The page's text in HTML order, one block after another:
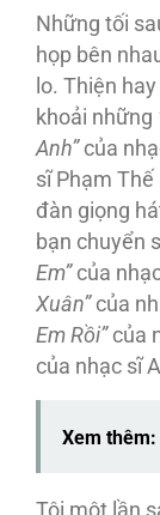
Những tối
họp bên
lo. Thiện
khoải những
Anh”của
sĩ Phạm
đàn giọng
bạn chuyển
Em”của
Xuân”của
Em Rồi”của
của nhạc sĩ
Xem thêm: